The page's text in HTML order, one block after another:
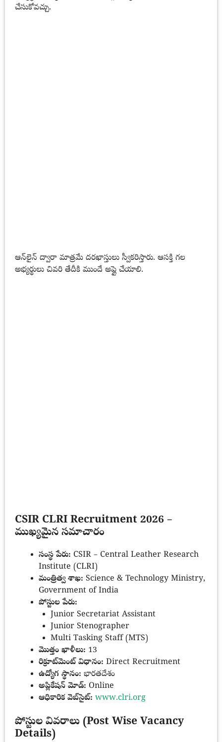
చేసుకోవచ్చు.
ఆన్‌లైన్ ద్వారా మాత్రమే దరఖాస్తులు స్వీకరిస్తారు. ఆసక్తి గల
అభ్యర్థులు చివరి తేదీకి ముందే అప్లై చేయాలి.
CSIR CLRI Recruitment 2026 –
ముఖ్యమైన సమాచారం
సంస్థ పేరు: CSIR – Central Leather Research
Institute (CLRI)
మంత్రిత్వ శాఖ: Science & Technology Ministry,
Government of India
పోస్టుల పేరు:
Junior Secretariat Assistant
Junior Stenographer
Multi Tasking Staff (MTS)
మొత్తం ఖాళీలు: 13
రిక్రూట్‌మెంట్ విధానం: Direct Recruitment
ఉద్యోగ స్థానం: భారతదేశం
అప్లికేషన్ మోడ్: Online
ఆధికారిక వెబ్‌సైట్: www.clri.org
పోస్టుల వివరాలు (Post Wise Vacancy
Details)